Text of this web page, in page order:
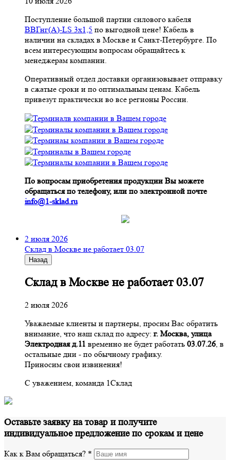
Поступление большой партии силового кабеля
ВВГнг(A)-LS 3х1,5 по выгодной цене! Кабель в
наличии на складах в Москве и Санкт-Петербурге. По
всем интересующим вопросам обращайтесь к
менеджерам компании.
Оперативный отдел доставки организовывает отправку
в сжатые сроки и по оптимальным ценам. Кабель
привезут практически во все регионы России.
По вопросам приобретения продукции Вы можете
обращаться по телефону, или по электронной почте
info@1-sklad.ru
2 июля 2026
Склад в Москве не работает 03.07
Назад
Склад в Москве не работает 03.07
2 июля 2026
Уважаемые клиенты и партнеры, просим Вас обратить
внимание, что наш склад по адресу: г. Москва, улица
Электродная д.11 временно не будет работать 03.07.26, в
остальные дни - по обычному графику.
Приносим свои извинения!
С уважением, команда 1Склад
Оставьте заявку на товар и получите
индивидуальное предложение по срокам и цене
Как к Вам обращаться? *